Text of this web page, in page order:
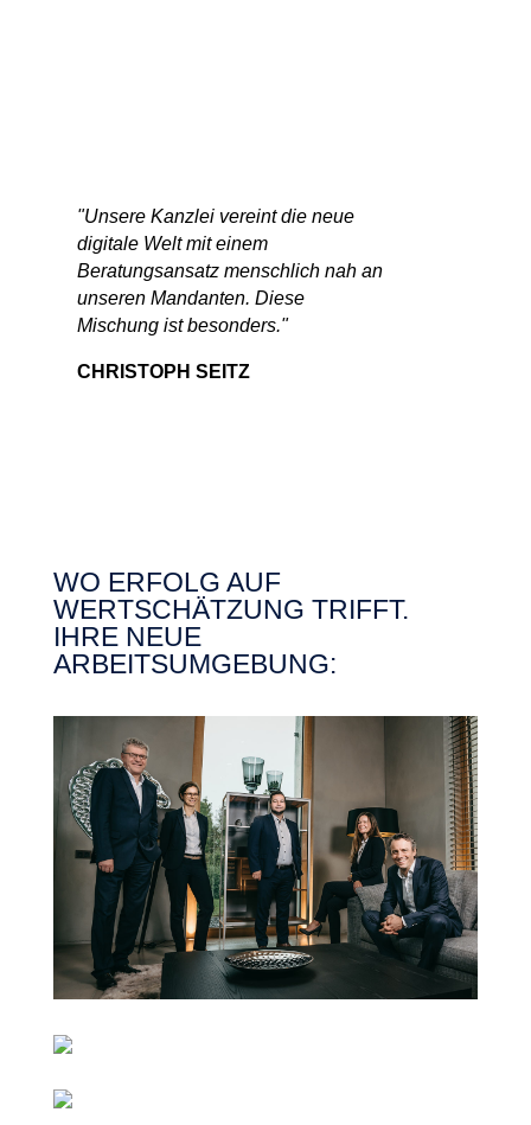
"Unsere Kanzlei vereint die neue
digitale Welt mit einem
Beratungsansatz menschlich nah an
unseren Mandanten. Diese
Mischung ist besonders."
CHRISTOPH SEITZ
WO ERFOLG AUF
WERTSCHÄTZUNG TRIFFT.
IHRE NEUE
ARBEITSUMGEBUNG: